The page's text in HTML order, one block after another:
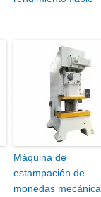
Máquina de
estampación de
monedas mecánica